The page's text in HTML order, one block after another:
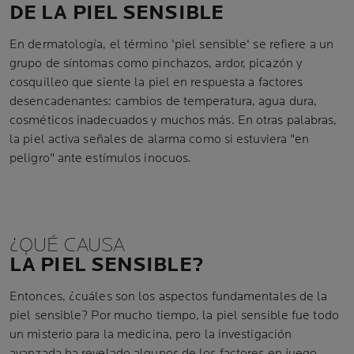
DE LA PIEL SENSIBLE
En dermatología, el término 'piel sensible' se refiere a un
grupo de síntomas como pinchazos, ardor, picazón y
cosquilleo que siente la piel en respuesta a factores
desencadenantes: cambios de temperatura, agua dura,
cosméticos inadecuados y muchos más. En otras palabras,
la piel activa señales de alarma como si estuviera "en
peligro" ante estímulos inocuos.
¿QUÉ CAUSA
LA PIEL SENSIBLE?
Entonces, ¿cuáles son los aspectos fundamentales de la
piel sensible? Por mucho tiempo, la piel sensible fue todo
un misterio para la medicina, pero la investigación